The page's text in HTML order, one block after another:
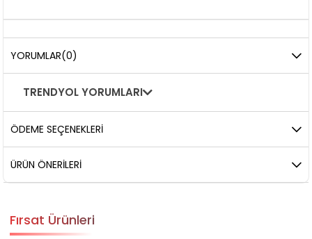
YORUMLAR(0)
TRENDYOL YORUMLARI
ÖDEME SEÇENEKLERI
ÜRÜN ÖNERILERI
Fırsat Ürünleri